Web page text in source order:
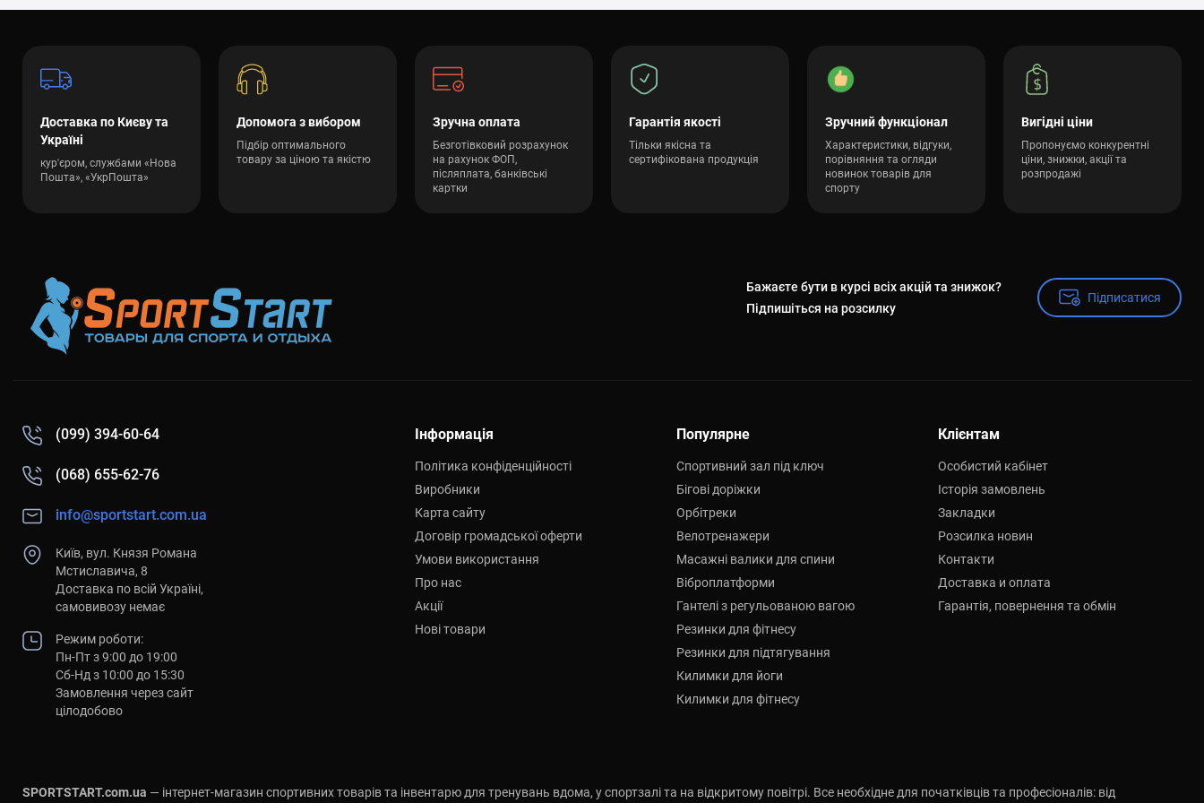
Доставка по Києву та
Україні
кур'єром, службами «Нова
Пошта», «УкрПошта»
Допомога з вибором
Підбір оптимального
товару за ціною та якістю
Зручна оплата
Безготівковий розрахунок
на рахунок ФОП,
післяплата, банківські
картки
Гарантія якості
Тільки якісна та
сертифікована продукція
Зручний функціонал
Характеристики, відгуки,
порівняння та огляди
новинок товарів для
спорту
Вигідні ціни
Пропонуємо конкурентні
ціни, знижки, акції та
розпродажі
Бажаєте бути в курсі всіх акцій та знижок?
Підпишіться на розсилку
Підписатися
Підписатися
(099) 394-60-64
(068) 655-62-76
info@sportstart.com.ua
Київ, вул. Князя Романа
Мстиславича, 8
Доставка по всій Україні,
самовивозу немає
Режим роботи:
Пн-Пт з 9:00 до 19:00
Сб-Нд з 10:00 до 15:30
Замовлення через сайт
цілодобово
Інформація
Політика конфіденційності
Виробники
Карта сайту
Договір громадської оферти
Умови використання
Про нас
Акції
Нові товари
Популярне
Спортивний зал під ключ
Бігові доріжки
Орбітреки
Велотренажери
Масажні валики для спини
Віброплатформи
Гантелі з регульованою вагою
Резинки для фітнесу
Резинки для підтягування
Килимки для йоги
Килимки для фітнесу
Клієнтам
Особистий кабінет
Історія замовлень
Закладки
Розсилка новин
Контакти
Доставка и оплата
Гарантія, повернення та обмін
SPORTSTART.com.ua — інтернет-магазин спортивних товарів та інвентарю для тренувань вдома, у спортзалі та на відкритому повітрі. Все необхідне для початківців та професіоналів: від